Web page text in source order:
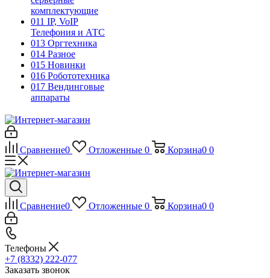
комплектующие
011 IP, VoIP
Телефония и АТС
013 Оргтехника
014 Разное
015 Новинки
016 Робототехника
017 Вендинговые
аппараты
Сравнение0 Отложенные 0 Корзина0 0
Сравнение0 Отложенные 0 Корзина0 0
Телефоны
+7 (8332) 222-077
Заказать звонок